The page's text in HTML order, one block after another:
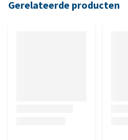
Gerelateerde producten